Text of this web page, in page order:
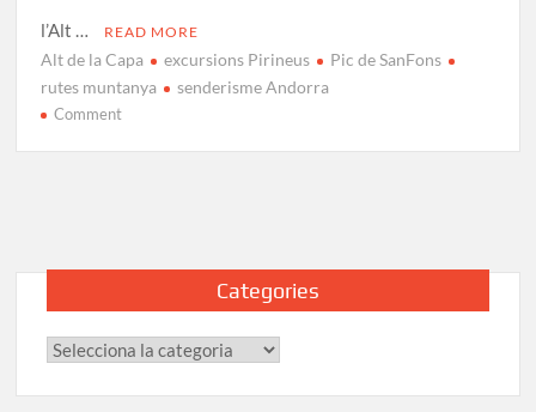
l’Alt …
READ MORE
Alt de la Capa excursions Pirineus
Pic de SanFons
rutes muntanya
senderisme Andorra
Commenton
el
SanFons
Categories
Categories